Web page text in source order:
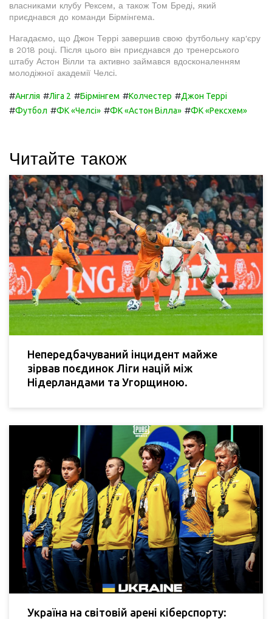
власниками клубу Рексем, а також Том Бреді, який
приєднався до команди Бірмінгема.
Нагадаємо, що Джон Террі завершив свою футбольну кар'єру
в 2018 році. Після цього він приєднався до тренерського
штабу Астон Вілли та активно займався вдосконаленням
молодіжної академії Челсі.
#Англія #Ліга 2 #Бірмінгем #Колчестер #Джон Террі
#Футбол #ФК «Челсі» #ФК «Астон Вілла» #ФК «Рексхем»
Читайте також
Непередбачуваний інцидент майже
зірвав поєдинок Ліги націй між
Нідерландами та Угорщиною.
Україна на світовій арені кіберспорту: